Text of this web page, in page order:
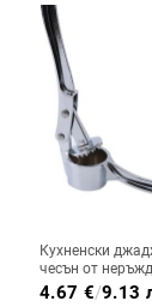
Кухненски
чесън от
Ръчно белене
4.67 €/9.13